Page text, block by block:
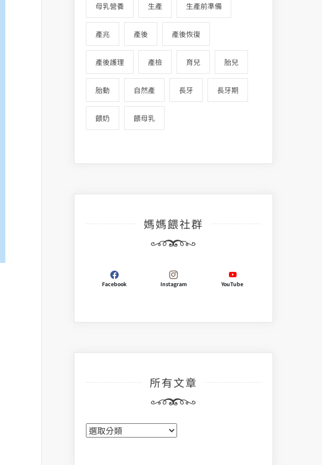
母乳營養 生產 生產前準備
產兆 產後 產後恢復
產後護理 產檢 育兒 胎兒
胎動 自然產 長牙 長牙期
餵奶 餵母乳
媽媽餵社群
Facebook Instagram YouTube
所有文章
所
有